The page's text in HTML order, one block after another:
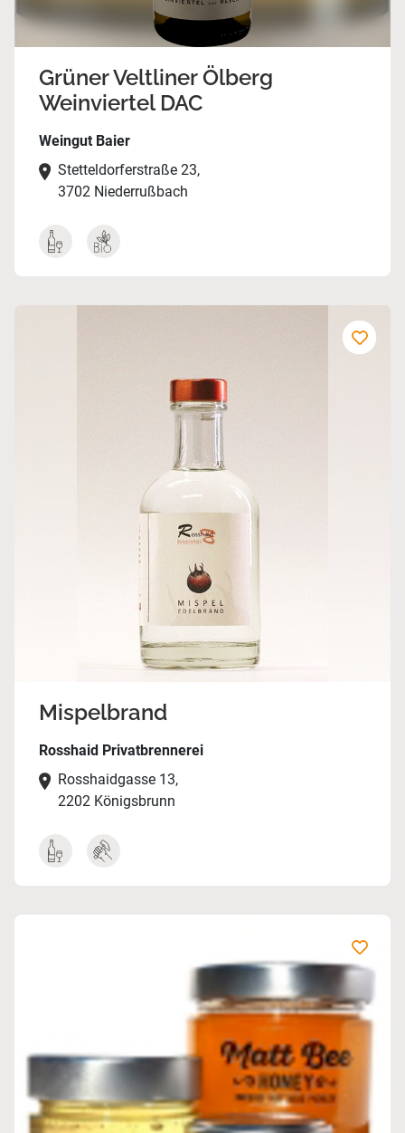
Grüner Veltliner Ölberg
Weinviertel DAC
Weingut Baier
Stetteldorferstraße 23,
3702 Niederrußbach
Mispelbrand
Rosshaid Privatbrennerei
Rosshaidgasse 13,
2202 Königsbrunn